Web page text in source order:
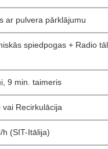
ar pulvera pārklājumu
spiedpogas + Radio
9 min. taimeris
vai Recirkulācija
h (SIT-Itālija)